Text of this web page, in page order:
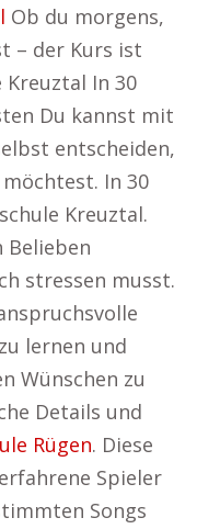
Ob du morgens,
– der Kurs ist
In 30
Du kannst mit
entscheiden,
In 30
Kreuztal.
Belieben
stressen musst.
lernen und
Wünschen zu
Details und
Rügen. Diese
Spieler
Songs